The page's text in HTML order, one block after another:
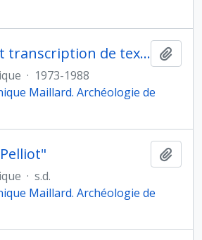
Traductions et transcription de textes
· 1973-1988
Maillard. Archéologie de
· s.d.
Maillard. Archéologie de